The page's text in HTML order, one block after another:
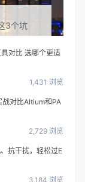
3个坑
对比 选哪个更适
1,431 浏览
对比Altium和PA
2,729 浏览
抗干扰，轻松过E
3,184 浏览